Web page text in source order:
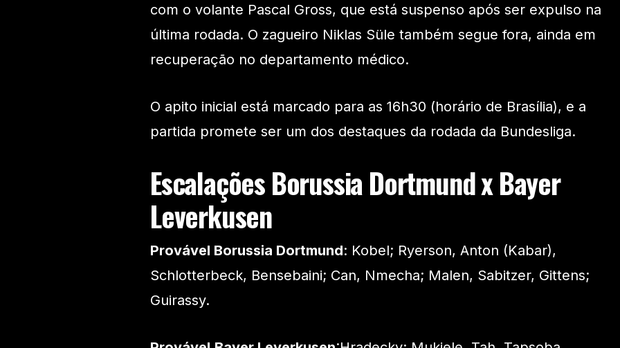
com o volante Pascal Gross, que está suspenso após ser expulso na
última rodada. O zagueiro Niklas Süle também segue fora, ainda em
recuperação no departamento médico.
O apito inicial está marcado para as 16h30 (horário de Brasília), e a
partida promete ser um dos destaques da rodada da Bundesliga.
Escalações Borussia Dortmund x Bayer
Leverkusen
Provável Borussia Dortmund: Kobel; Ryerson, Anton (Kabar),
Schlotterbeck, Bensebaini; Can, Nmecha; Malen, Sabitzer, Gittens;
Guirassy.